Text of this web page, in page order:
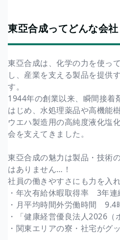
東亞合成ってどんな会社
東亞合成は、化学の力を使っ
し、産業を支える製品を提供
す。
1944年の創業以来、瞬間接着
はじめ、水処理薬品や高機能
ウエハ製造用の高純度液化塩
会を支えてきました。
東亞合成の魅力は製品・技術
はありません…！
社員の働きやすさにも力を入
・年次有給休暇取得率 3年連
・月平均時間外労働時間 9.4
・「健康経営優良法人2026（
・関東エリアの寮・社宅がグ